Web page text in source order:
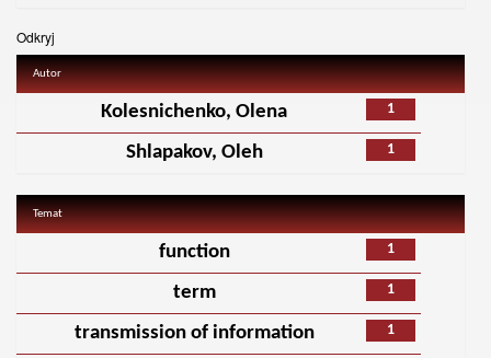
Odkryj
Autor
1
Kolesnichenko, Olena
1
Shlapakov, Oleh
Temat
1
function
1
term
1
transmission of information